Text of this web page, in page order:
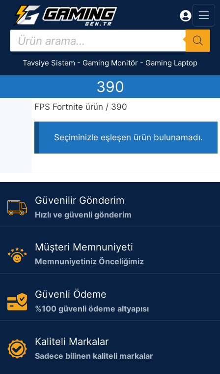
İçeriğe
Products
search
Tavsiye Sistem - Gaming Monitör - Gaming Laptop
390
FPS Fortnite ürün / 390
Seçiminizle eşleşen ürün bulunamadı.
Güvenilir Gönderim
Hızlı ve güvenli gönderim
Müşteri Memnuniyeti
Memnuniyetiniz Önceliğimiz
Güvenli Ödeme
%100 güvenli ödeme altyapısı
Kaliteli Markalar
Sadece bilinen kaliteli markalar